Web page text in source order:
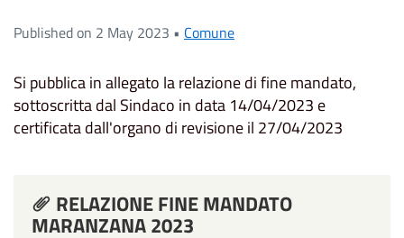
Published on 2 May 2023 • Comune
Si pubblica in allegato la relazione di fine mandato,
sottoscritta dal Sindaco in data 14/04/2023 e
certificata dall'organo di revisione il 27/04/2023
RELAZIONE FINE MANDATO
MARANZANA 2023